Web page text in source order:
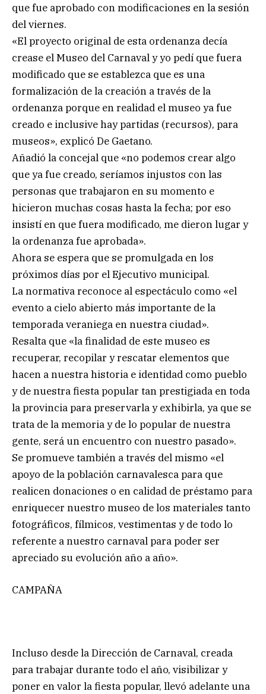
que fue aprobado con modificaciones en la sesión
del viernes.
«El proyecto original de esta ordenanza decía
crease el Museo del Carnaval y yo pedí que fuera
modificado que se establezca que es una
formalización de la creación a través de la
ordenanza porque en realidad el museo ya fue
creado e inclusive hay partidas (recursos), para
museos», explicó De Gaetano.
Añadió la concejal que «no podemos crear algo
que ya fue creado, seríamos injustos con las
personas que trabajaron en su momento e
hicieron muchas cosas hasta la fecha; por eso
insistí en que fuera modificado, me dieron lugar y
la ordenanza fue aprobada».
Ahora se espera que se promulgada en los
próximos días por el Ejecutivo municipal.
La normativa reconoce al espectáculo como «el
evento a cielo abierto más importante de la
temporada veraniega en nuestra ciudad».
Resalta que «la finalidad de este museo es
recuperar, recopilar y rescatar elementos que
hacen a nuestra historia e identidad como pueblo
y de nuestra fiesta popular tan prestigiada en toda
la provincia para preservarla y exhibirla, ya que se
trata de la memoria y de lo popular de nuestra
gente, será un encuentro con nuestro pasado».
Se promueve también a través del mismo «el
apoyo de la población carnavalesca para que
realicen donaciones o en calidad de préstamo para
enriquecer nuestro museo de los materiales tanto
fotográficos, fílmicos, vestimentas y de todo lo
referente a nuestro carnaval para poder ser
apreciado su evolución año a año».
CAMPAÑA
Incluso desde la Dirección de Carnaval, creada
para trabajar durante todo el año, visibilizar y
poner en valor la fiesta popular, llevó adelante una